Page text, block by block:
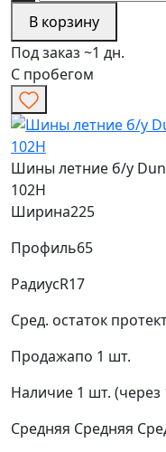
В корзину
Под заказ ~1 дн.
С пробегом
Шины летние б/у
102H
Ширина225
Профиль65
РадиусR17
Сред. остаток
Продажапо 1 шт.
Наличие 1 шт. (через
Средняя Средняя